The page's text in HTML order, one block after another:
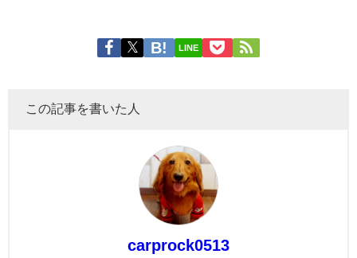
LINE
この記事を書いた人
carprock0513